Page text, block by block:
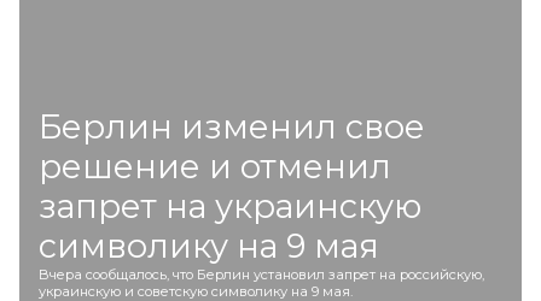
Берлин изменил свое
решение и отменил
запрет на украинскую
символику на 9 мая
Вчера сообщалось, что Берлин установил запрет на российскую,
украинскую и советскую символику на 9 мая.